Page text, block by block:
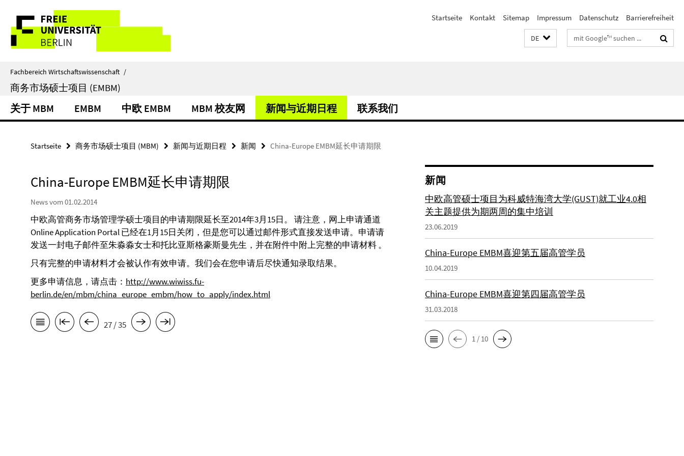
direkt
Inhalt
Service-
Navigation
Startseite Kontakt Sitemap Impressum Datenschutz Barrierefreiheit
DE Suchbegriffe
Fachbereich Wirtschaftswissenschaft /
商务市场硕士项目 (EMBM)
关于 MBM EMBM 中欧 EMBM MBM 校友网 新闻与近期日程 联系我们
Startseite 商务市场硕士项目 (MBM) 新闻与近期日程 新闻 China-Europe EMBM延长申请期限
China-Europe EMBM延长申请期限
News vom 01.02.2014
中欧高管商务市场管理学硕士项目的申请期限延长至2014年3月15日。 请注意，网上申请通道
Online Application Portal 已经在1月15日关闭，但是您可以通过邮件形式直接发送申请。申请请
发送一封电子邮件至朱淼淼女士和托比亚斯格豪斯曼先生，并在附件中附上完整的申请材料 。
只有完整的申请材料才会被认作有效申请。我们会在您申请后尽快通知录取结果。
更多申请信息，请点击： http://www.wiwiss.fu-
berlin.de/en/mbm/china_europe_embm/how_to_apply/index.html
27 / 35
新闻
中欧高管硕士项目为科威特海湾大学(GUST)就工业4.0相
关主题提供为期两周的集中培训
23.06.2019
China-Europe EMBM喜迎第五届高管学员
10.04.2019
China-Europe EMBM喜迎第四届高管学员
31.03.2018
1 / 10